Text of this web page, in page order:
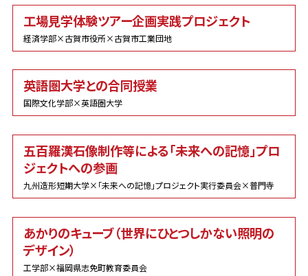
工場見学体験ツアー企画実践プロジェクト
経済学部×古賀市役所×古賀市工業団地
英語圏大学との合同授業
国際文化学部×英語圏大学
五百羅漢石像制作等による「未来への記憶」プロ
ジェクトへの参画
九州造形短期大学×「未来への記憶」プロジェクト実行委員会×普門寺
あかりのキューブ（世界にひとつしかない照明の
デザイン）
工学部×福岡県志免町教育委員会